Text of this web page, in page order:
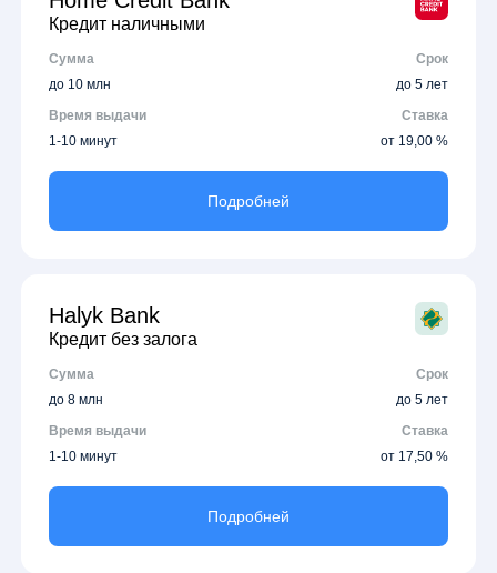
Кредит наличными
Сумма
Срок
до 10 млн
до 5 лет
Время выдачи
Ставка
1-10 минут
от 19,00 %
Подробней
Halyk Bank
Кредит без залога
Сумма
Срок
до 8 млн
до 5 лет
Время выдачи
Ставка
1-10 минут
от 17,50 %
Подробней